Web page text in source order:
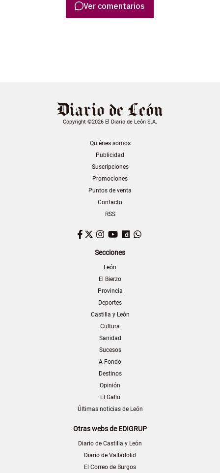
Ver comentarios
Copyright ©2026 El Diario de León S.A.
Quiénes somos
Publicidad
Suscripciones
Promociones
Puntos de venta
Contacto
RSS
Facebook
TwitterInstagram
YouTubeDailymotion
Secciones
León
El Bierzo
Provincia
Deportes
Castilla y León
Cultura
Sanidad
Sucesos
A Fondo
Destinos
Opinión
El Gallo
Últimas noticias de León
Otras webs de EDIGRUP
Diario de Castilla y León
Diario de Valladolid
El Correo de Burgos